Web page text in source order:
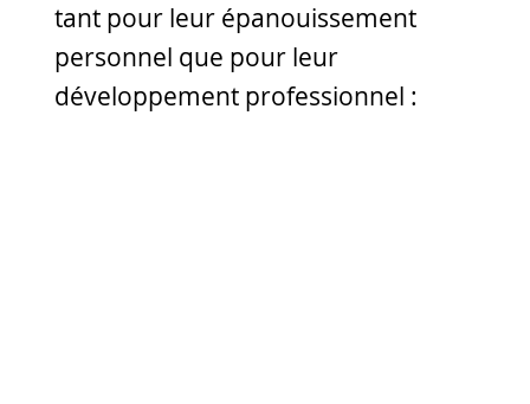
tant pour leur épanouissement
personnel que pour leur
développement professionnel :